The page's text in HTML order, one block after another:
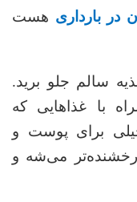
بارداری هست
سالم جلو برید.
با غذاهایی که
برای پوست و
می‌شه و